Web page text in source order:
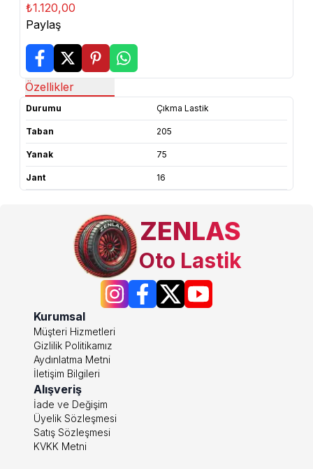
₺1.120,00
Paylaş
Özellikler
Durumu Çıkma Lastik
Taban 205
Yanak 75
Jant 16
ZENLAS
Oto Lastik
Kurumsal
Müşteri Hizmetleri
Gizlilik Politikamız
Aydınlatma Metni
İletişim Bilgileri
Alışveriş
İade ve Değişim
Üyelik Sözleşmesi
Satış Sözleşmesi
KVKK Metni